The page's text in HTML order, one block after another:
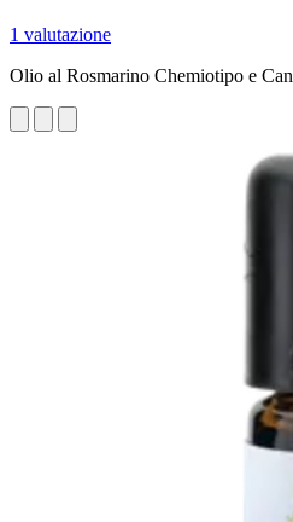
1 valutazione
Olio al Rosmarino Chemiotipo e